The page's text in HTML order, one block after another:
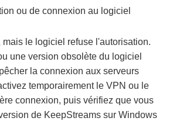
ou de connexion au logiciel
mais le logiciel refuse l'autorisation.
une version obsolète du logiciel
la connexion aux serveurs
temporairement le VPN ou le
connexion, puis vérifiez que vous
de KeepStreams sur Windows